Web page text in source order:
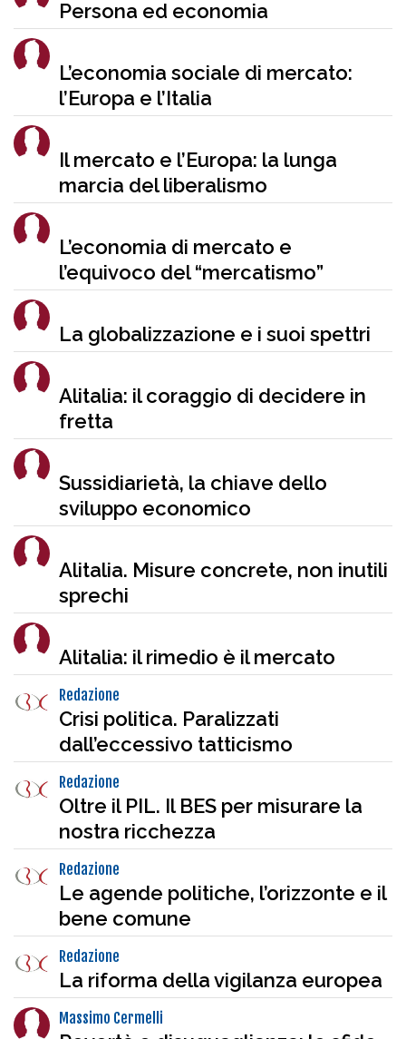
Persona ed economia
L’economia sociale di mercato:
l’Europa e l’Italia
Il mercato e l’Europa: la lunga
marcia del liberalismo
L’economia di mercato e
l’equivoco del “mercatismo”
La globalizzazione e i suoi spettri
Alitalia: il coraggio di decidere in
fretta
Sussidiarietà, la chiave dello
sviluppo economico
Alitalia. Misure concrete, non inutili
sprechi
Alitalia: il rimedio è il mercato
Redazione
Crisi politica. Paralizzati
dall’eccessivo tatticismo
Redazione
Oltre il PIL. Il BES per misurare la
nostra ricchezza
Redazione
Le agende politiche, l’orizzonte e il
bene comune
Redazione
La riforma della vigilanza europea
Massimo Cermelli